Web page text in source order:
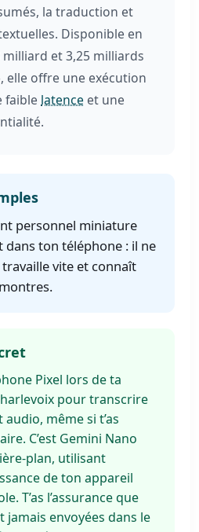
la traduction et
Disponible en
et 3,25 milliards
offre une exécution
faiblelatence et une
personnel miniature
ton téléphone : il ne
vite et connaît
Pixel lors de ta
pour transcrire
même si t’as
C’est Gemini Nano
plan, utilisant
de ton appareil
T’as l’assurance que
jamais envoyées dans le